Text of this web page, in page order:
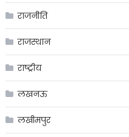
राजनीति
राजस्थान
राष्ट्रीय
लखनऊ
लखीमपुर